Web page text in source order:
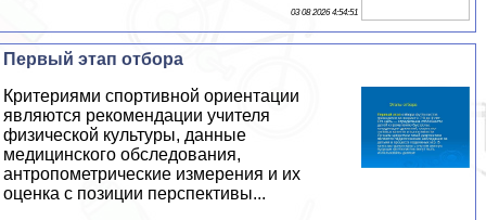
03 08 2026 4:54:51
Первый этап отбора
Критериями спортивной ориентации
являются рекомендации учителя
физической культуры, данные
медицинского обследования,
антропометрические измерения и их
оценка с позиции перспективы...